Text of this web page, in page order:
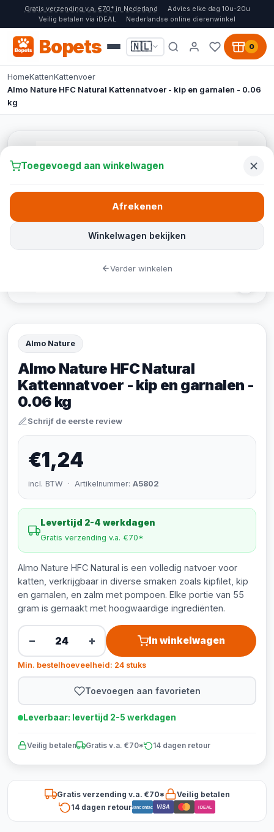
Gratis verzending v.a. €70* in Nederland
Advies elke dag 10u-20u
Veilig betalen via iDEAL
Nederlandse online dierenwinkel
Bopets 🇳🇱 0
HomeKattenKattenvoer
Almo Nature HFC Natural Kattennatvoer - kip en garnalen - 0.06
kg
Almo Nature
Almo Nature HFC Natural
Kattennatvoer - kip en garnalen -
0.06 kg
Schrijf de eerste review
€1,24
incl. BTW · Artikelnummer: A5802
Levertijd 2-4 werkdagen
Gratis verzending v.a. €70*
Almo Nature HFC Natural is een volledig natvoer voor
katten, verkrijgbaar in diverse smaken zoals kipfilet, kip
en garnalen, en zalm met pompoen. Elke portie van 55
gram is gemaakt met hoogwaardige ingrediënten.
− + In winkelwagen
Min. bestelhoeveelheid: 24 stuks
Toevoegen aan favorieten
Leverbaar: levertijd 2-5 werkdagen
Veilig betalen Gratis v.a. €70* 14 dagen retour
Gratis verzending v.a. €70*
Veilig betalen
14 dagen retourBancontact VISA iDEAL
Toegevoegd aan winkelwagen
Winkelwagen bekijken
Afrekenen
Verder winkelen